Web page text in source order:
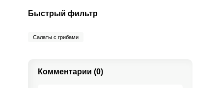
Быстрый фильтр
Салаты с грибами
Комментарии (0)